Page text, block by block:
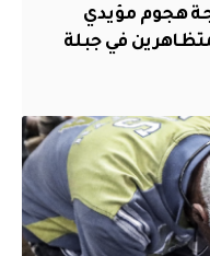
هجوم مؤيدي
في جبلة